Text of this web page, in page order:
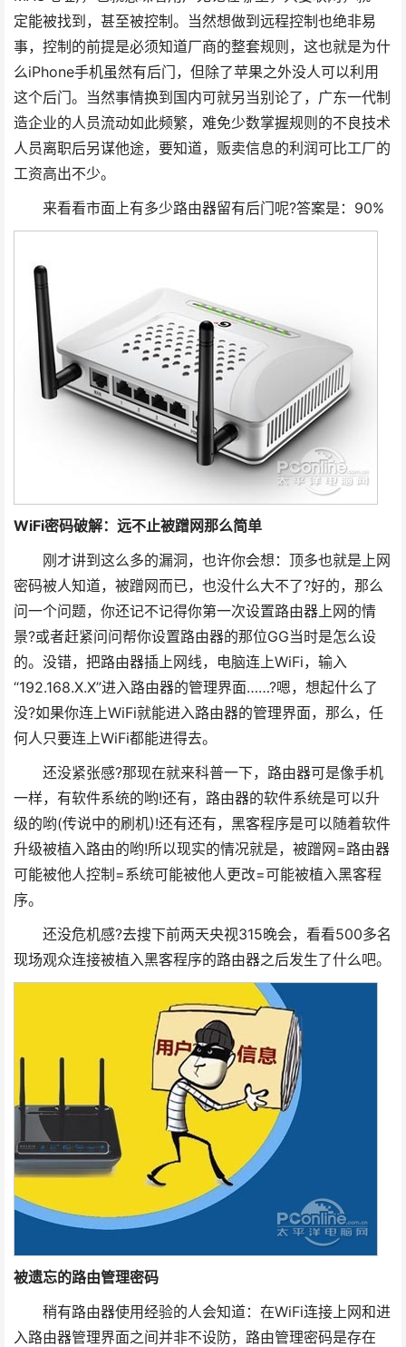
定能被找到，甚至被控制。当然想做到远程控制也绝非易
事，控制的前提是必须知道厂商的整套规则，这也就是为什
么iPhone手机虽然有后门，但除了苹果之外没人可以利用
这个后门。当然事情换到国内可就另当别论了，广东一代制
造企业的人员流动如此频繁，难免少数掌握规则的不良技术
人员离职后另谋他途，要知道，贩卖信息的利润可比工厂的
工资高出不少。
来看看市面上有多少路由器留有后门呢?答案是：90%
WiFi密码破解：远不止被蹭网那么简单
刚才讲到这么多的漏洞，也许你会想：顶多也就是上网
密码被人知道，被蹭网而已，也没什么大不了?好的，那么
问一个问题，你还记不记得你第一次设置路由器上网的情
景?或者赶紧问问帮你设置路由器的那位GG当时是怎么设
的。没错，把路由器插上网线，电脑连上WiFi，输入
“192.168.X.X”进入路由器的管理界面……?嗯，想起什么了
没?如果你连上WiFi就能进入路由器的管理界面，那么，任
何人只要连上WiFi都能进得去。
还没紧张感?那现在就来科普一下，路由器可是像手机
一样，有软件系统的哟!还有，路由器的软件系统是可以升
级的哟(传说中的刷机)!还有还有，黑客程序是可以随着软件
升级被植入路由的哟!所以现实的情况就是，被蹭网=路由器
可能被他人控制=系统可能被他人更改=可能被植入黑客程
序。
还没危机感?去搜下前两天央视315晚会，看看500多名
现场观众连接被植入黑客程序的路由器之后发生了什么吧。
被遗忘的路由管理密码
稍有路由器使用经验的人会知道：在WiFi连接上网和进
入路由器管理界面之间并非不设防，路由管理密码是存在